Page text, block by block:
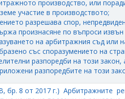
производство, или
участие в производството;
разрешава спор,
произнасяне по въпроси
на арбитражния съд или
със споразумението на
разпоредби на този
разпоредбите на този
бр. 8 от 2017 г.) Арбитражните